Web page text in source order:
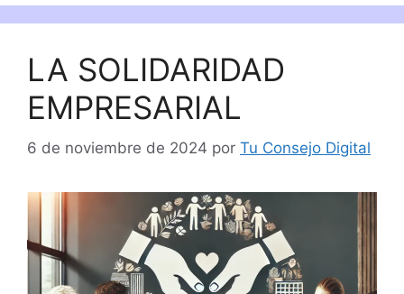
LA SOLIDARIDAD
EMPRESARIAL
6 de noviembre de 2024 por Tu Consejo Digital